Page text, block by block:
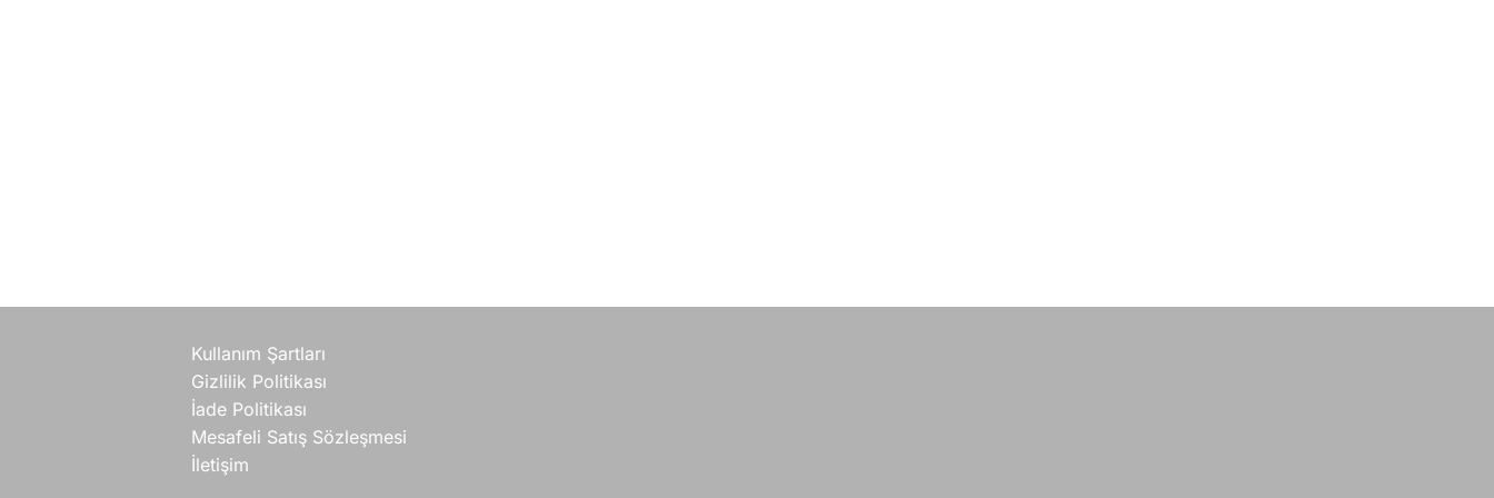
Kullanım Şartları
Gizlilik Politikası
İade Politikası
Mesafeli Satış Sözleşmesi
İletişim